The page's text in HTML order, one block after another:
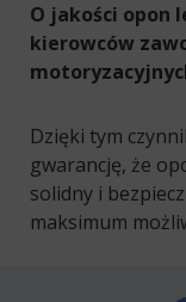
O jakości opon
kierowców
Dzięki tym
gwarancję, że
solidny i
maksimum